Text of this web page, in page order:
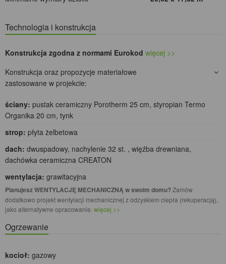
Technologia i konstrukcja
Konstrukcja zgodna z normami Eurokod więcej >>
Konstrukcja oraz propozycje materiałowe
zastosowane w projekcie:
ściany: pustak ceramiczny Porotherm 25 cm, styropian Termo
Organika 20 cm, tynk
strop: płyta żelbetowa
dach: dwuspadowy, nachylenie 32 st. , więźba drewniana,
dachówka ceramiczna CREATON
wentylacja: grawitacyjna
Planujesz WENTYLACJĘ MECHANICZNĄ w swoim domu?Zamów
dodatkowo projekt wentylacji mechanicznej z odzyskiem ciepła (rekuperacją),
jako alternatywne opracowanie. więcej >>
Ogrzewanie
kocioł: gazowy